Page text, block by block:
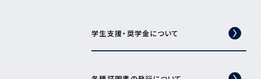
学生支援・奨学金について